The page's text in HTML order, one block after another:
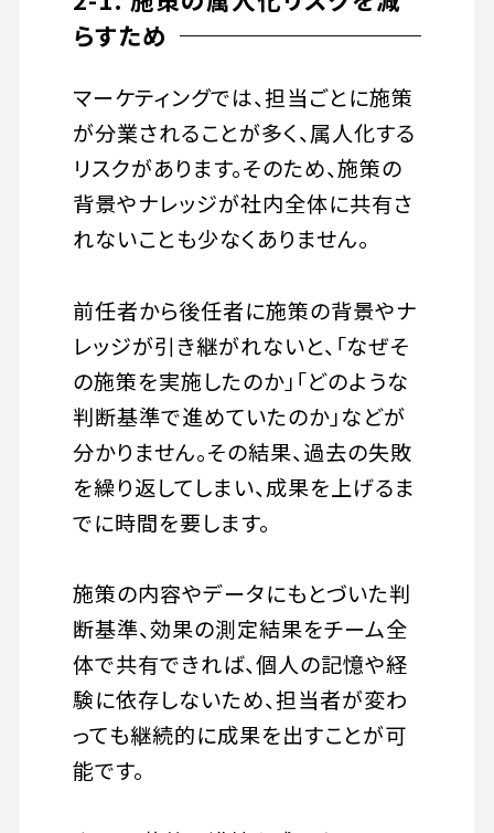
らすため
マーケティングでは、担当ごとに施策
が分業されることが多く、属人化する
リスクがあります。そのため、施策の
背景やナレッジが社内全体に共有さ
れないことも少なくありません。
前任者から後任者に施策の背景やナ
レッジが引き継がれないと、「なぜそ
の施策を実施したのか」「どのような
判断基準で進めていたのか」などが
分かりません。その結果、過去の失敗
を繰り返してしまい、成果を上げるま
でに時間を要します。
施策の内容やデータにもとづいた判
断基準、効果の測定結果をチーム全
体で共有できれば、個人の記憶や経
験に依存しないため、担当者が変わ
っても継続的に成果を出すことが可
能です。